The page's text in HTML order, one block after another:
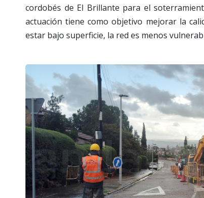
cordobés de El Brillante para el
actuación tiene como objetivo mejorar la
estar bajo superficie, la red es menos